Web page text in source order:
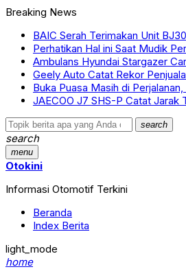
Breaking News
BAIC Serah Terimakan Unit
Perhatikan Hal ini Saat Mudik
Ambulans Hyundai Stargazer
Geely Auto Catat Rekor
Buka Puasa Masih di
JAECOO J7 SHS-P Catat Jarak
search
search
menu
Otokini
Informasi Otomotif Terkini
Beranda
Index Berita
light_mode
home